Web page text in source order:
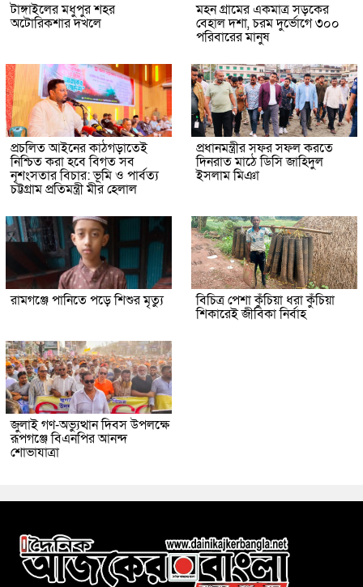
টাঙ্গাইলের মধুপুর শহর
অটোরিকশার দখলে
মহন গ্রামের একমাত্র সড়কের
বেহাল দশা, চরম দুর্ভোগে ৩০০
পরিবারের মানুষ
প্রচলিত আইনের কাঠগড়াতেই
নিশ্চিত করা হবে বিগত সব
নৃশংসতার বিচার: ভূমি ও পার্বত্য
চট্টগ্রাম প্রতিমন্ত্রী মীর হেলাল
প্রধানমন্ত্রীর সফর সফল করতে
দিনরাত মাঠে ডিসি জাহিদুল
ইসলাম মিঞা
রামগঞ্জে পানিতে পড়ে শিশুর মৃত্যু বিচিত্র পেশা কুঁচিয়া ধরা কুঁচিয়া
শিকারেই জীবিকা নির্বাহ
জুলাই গণ-অভ্যুত্থান দিবস উপলক্ষে
রূপগঞ্জে বিএনপির আনন্দ
শোভাযাত্রা